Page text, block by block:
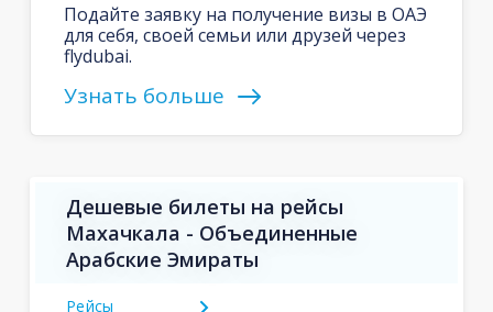
Подайте заявку на получение визы в ОАЭ
для себя, своей семьи или друзей через
flydubai.
Узнать больше
Дешевые билеты на рейсы
Махачкала - Объединенные
Арабские Эмираты
Рейсы